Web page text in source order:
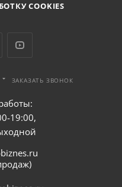
COOKIES
ЗАКАЗАТЬ ЗВОНОК
19:00,